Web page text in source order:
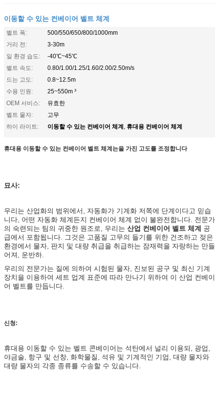
이동할 수 있는 컨베이어 벨트 체계
벨트 폭:
500/550/650/800/1000mm
거리 전:
3-30m
일 환경 습도:
-40℃~45℃
벨트 속도:
0.80/1.00/1.25/1.60/2.00/2.50m/s
드는 고도:
0.8~12.5m
수용 인원:
25~550m ³
OEM 서비스:
유효한
벨트 물자:
고무
하이 라이트:
이동할 수 있는 컨베이어 체계, 휴대용 컨베이어 체계
휴대용 이동할 수 있는 컨베이어 벨트 체계는을 가진 고도를 조정합니다
묘사:
우리는 산업화의 범위에서, 자동화가 기계화 저쪽에 단계이다고 믿습
니다, 어떤 자동화 체계든지 컨베이어 체계 없이 불완전합니다. 전문가
의 숙련되는 팀의 귀중한 원조로, 우리는 산업 컨베이어 벨트 체계 공
급에서 포함됩니다. 그것은 고품질 고무의 들기를 위한 건조하고 젖은
환경에서 물자, 판지 및 대량 취급을 취급하는 잠재력을 자랑하는 만들
어져, 운반하.
우리의 전문가는 질에 의하여 시험된 물자, 진보된 공구 및 최신 기계
장치을 이용하여 세트 업계 표준에 따라 만나기 위하여 이 산업 컨베이
어 벨트를 만듭니다.
신청:
휴대용 이동할 수 있는 벨트 콘베이어는 석탄에서 널리 이용되, 광업,
야금술, 항구 및 선창, 화학물질, 석유 및 기계적인 기업, 대량 물자와
대량 물자의 각종 종류를 수송할 수 있습니다.